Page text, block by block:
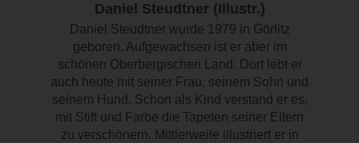
Daniel Steudtner (Illustr.)
Daniel Steudtner wurde 1979 in Görlitz
geboren. Aufgewachsen ist er aber im
schönen Oberbergischen Land. Dort lebt er
auch heute mit seiner Frau, seinem Sohn und
seinem Hund. Schon als Kind verstand er es,
mit Stift und Farbe die Tapeten seiner Eltern
zu verschönern. Mittlerweile illustriert er in